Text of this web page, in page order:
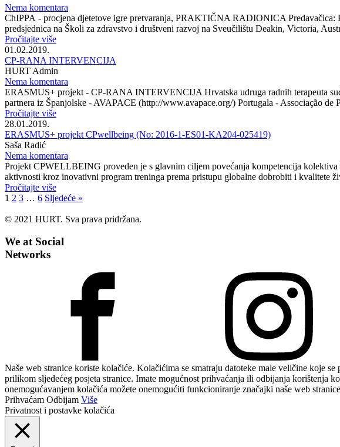
Nema komentara
ChIPPA - procjena djetetove igre pretvaranja, PRAKTIČNA RADIONICA
predsjednica na Školi za zdravstvo i društveni razvoj na Sveučilištu Deakin, Victoria,
Pročitajte više
01.02.2019.
CP-RANA INTERVENCIJA
HURT Admin
Nema komentara
ERASMUS+ projekt - CP-RANA INTERVENCIJA Hrvatska udruga radnih terapeuta
partnera iz Španjolske - AVAPACE (http://www.avapace.org/) Portugala - Associação de
Pročitajte više
28.01.2019.
ERASMUS+ projekt CPwellbeing (No: 2016-1-ES01-KA204-025419)
Saša Radić
Nema komentara
Projekt CPWELLBEING proveden je s glavnim ciljem povećanja kompetencija
aktivnosti kroz inovativni program treninga prema pristupu globalne dobrobiti i kvalitete
Pročitajte više
1 2 3 … 6 Sljedeće »
© 2021 HURT. Sva prava pridržana.
We at Social
Networks
Naše web stranice koriste kolačiće. Kolačićima se smatraju datoteke male veličine koje
prilikom sljedećeg posjeta stranice. Imate mogućnost prihvaćanja ili odbijanja korištenja
onemogućavanjem kolačića možete onemogućiti funkcioniranje značajki naše web
Prihvaćam Odbijam Više
Privatnost i postavke kolačića